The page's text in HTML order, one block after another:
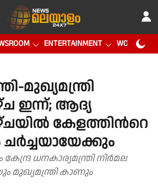
ENTERTAINMENT WORLD CUP
മുഖ്യമന്ത്രി
ഇന്ന്; ആദ്യ
കേളത്തിന്‍റെ
ധനകാര്യമന്ത്രി നിർമല
മുഖ്യമന്ത്രി കാണും